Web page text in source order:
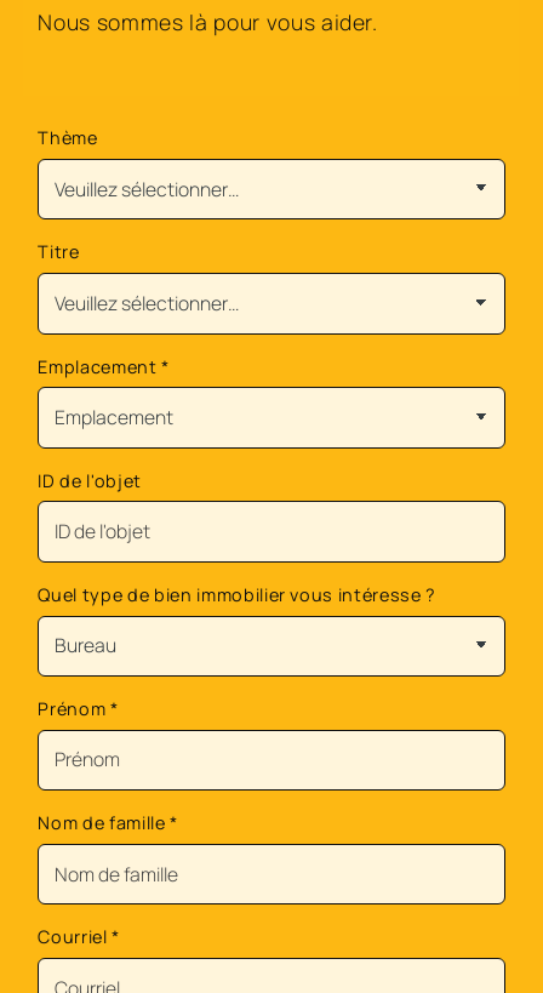
Nous sommes là pour vous aider.
Thème
Titre
Emplacement*
ID de l'objet
Quel type de bien immobilier vous intéresse ?
Prénom *
Nom de famille*
Courriel*